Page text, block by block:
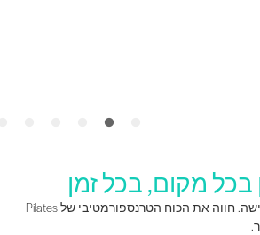
מקום, בכל זמן
מעל 2,600 אימונים לפי דרישה. חווה את הכוח הטרנספורמטיבי של Pilates